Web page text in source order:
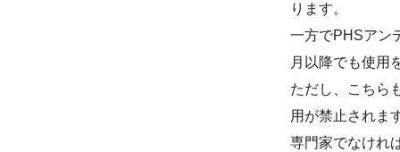
ります。
一方でPHSアン
月以降でも使用
ただし、こちら
用が禁止されま
専門家でなけれ